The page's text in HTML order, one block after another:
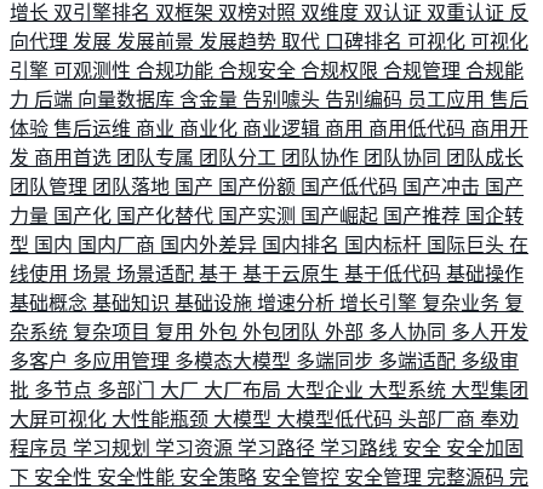
增长 双引擎排名 双框架 双榜对照 双维度 双认证 双重认证 反
向代理 发展 发展前景 发展趋势 取代 口碑排名 可视化 可视化
引擎 可观测性 合规功能 合规安全 合规权限 合规管理 合规能
力 后端 向量数据库 含金量 告别噱头 告别编码 员工应用 售后
体验 售后运维 商业 商业化 商业逻辑 商用 商用低代码 商用开
发 商用首选 团队专属 团队分工 团队协作 团队协同 团队成长
团队管理 团队落地 国产 国产份额 国产低代码 国产冲击 国产
力量 国产化 国产化替代 国产实测 国产崛起 国产推荐 国企转
型 国内 国内厂商 国内外差异 国内排名 国内标杆 国际巨头 在
线使用 场景 场景适配 基于 基于云原生 基于低代码 基础操作
基础概念 基础知识 基础设施 增速分析 增长引擎 复杂业务 复
杂系统 复杂项目 复用 外包 外包团队 外部 多人协同 多人开发
多客户 多应用管理 多模态大模型 多端同步 多端适配 多级审
批 多节点 多部门 大厂 大厂布局 大型企业 大型系统 大型集团
大屏可视化 大性能瓶颈 大模型 大模型低代码 头部厂商 奉劝
程序员 学习规划 学习资源 学习路径 学习路线 安全 安全加固
下 安全性 安全性能 安全策略 安全管控 安全管理 完整源码 完